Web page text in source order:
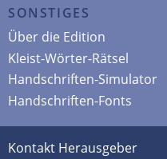
SONSTIGES
Über die Edition
Kleist-Wörter-Rätsel
Handschriften-Simulator
Handschriften-Fonts
Kontakt Herausgeber